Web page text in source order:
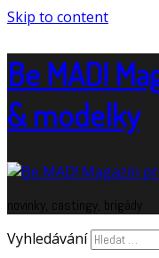
Skip to content
Be MAD!
& modelky
novinky, castingy, brigády
Vyhledávání